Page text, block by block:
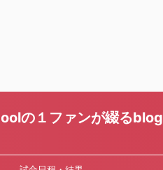
の１ファンが綴るblog